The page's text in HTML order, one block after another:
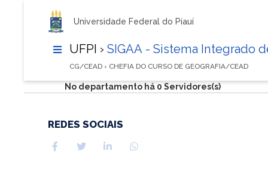
Universidade Federal do Piauí
UFPI › SIGAA - Sistema Integrado
CG/CEAD › CHEFIA DO CURSO DE GEOGRAFIA/CEAD
No departamento há 0 Servidores(s)
REDES SOCIAIS